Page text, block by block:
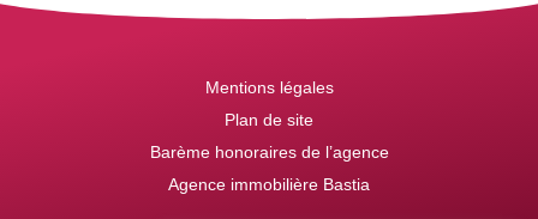
Mentions légales
Plan de site
Barème honoraires de l’agence
Agence immobilière Bastia